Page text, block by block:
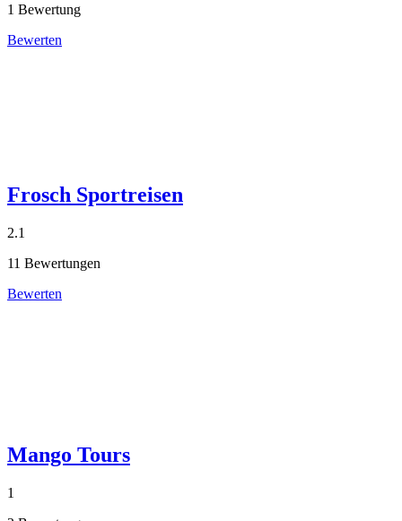
1 Bewertung
Bewerten
Frosch Sportreisen
2.1
11 Bewertungen
Bewerten
Mango Tours
1